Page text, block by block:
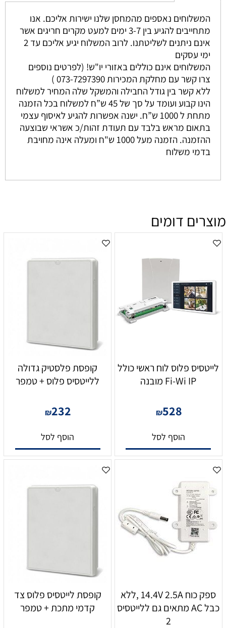
המשלוחים נאספים מהמחסן שלנו ישירות אליכם. אנו
מתחייבים להגיע בין 3-7 ימים למעט מקרים חריגים אשר
אינם ניתנים לשליטתנו. לרוב המשלוח יגיע אליכם עד 2
ימי עסקים
המשלוחים אינם כוללים באזורי יו"ש! (לפרטים נוספים
צרו קשר עם מחלקת המכירות 073-7297390 )
ללא קשר בין גודל החבילה והמשקל שלה המחיר למשלוח
הינו קבוע ועומד על סך של 45 ש”ח למשלוח בכל הזמנה
מתחת ל 1000 ש”ח. ישנה אפשרות להגיע לאיסוף עצמי
בתאום מראש בלבד עם תעודת זהות/כ אשראי שבוצעה
ההזמנה. הזמנה מעל 1000 ש"ח ומעלה אינה מחויבת
בדמי משלוח
מוצרים דומים
לייטסיס פלוס לוח ראשי כולל
Fi-Wi IP מובנה
₪528
הוסף לסל
קופסת פלסטיק גדולה
ללייטסיס פלוס + טמפר
₪232
הוסף לסל
ספק כוח 14.4V 2.5A ,ללא
כבל AC מתאים גם ללייטסיס
2
קופסת לייטסיס פלוס צד
קדמי מתכת + טמפר